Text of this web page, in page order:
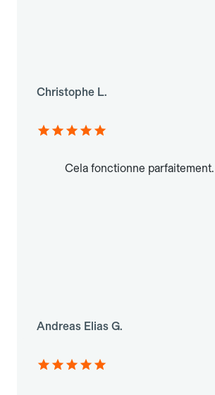
Christophe L.
Cela fonctionne parfaitement.
Andreas Elias G.